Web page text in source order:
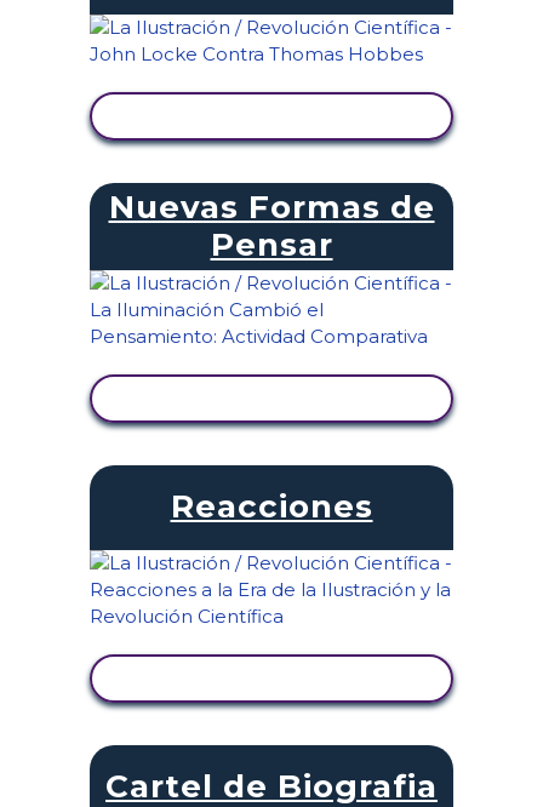
Nuevas Formas de
Pensar
Reacciones
Cartel de Biografia